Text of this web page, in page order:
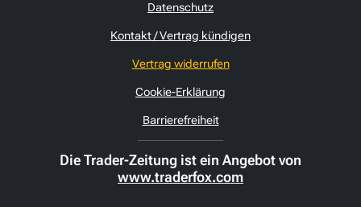
Datenschutz
Kontakt / Vertrag kündigen
Vertrag widerrufen
Cookie-Erklärung
Barrierefreiheit
Die Trader-Zeitung ist ein Angebot von
www.traderfox.com